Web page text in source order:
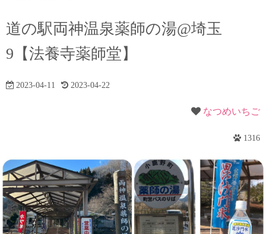
道の駅両神温泉薬師の湯@埼玉
9【法養寺薬師堂】
2023-04-11 2023-04-22
なつめいちご
1316